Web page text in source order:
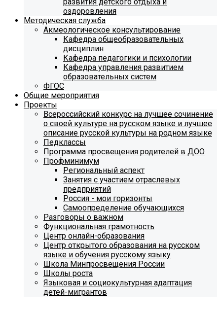
оздоровления
Методическая служба
Акмеологическое консультирование
Кафедра общеобразовательных
дисциплин
Кафедра педагогики и психологии
Кафедра управления развитием
образовательных систем
ФГОС
Общие мероприятия
Проекты
Всероссийский конкурс на лучшее сочинение
о своей культуре на русском языке и лучшее
описание русской культуры на родном языке
Педклассы
Программа просвещения родителей в ДОО
Профминимум
Региональный аспект
Занятия с участием отраслевых
предприятий
Россия - мои горизонты
Самоопределение обучающихся
Разговоры о важном
Функциональная грамотность
Центр онлайн-образования
Центр открытого образования на русском
языке и обучения русскому языку
Школа Минпросвещения России
Школы роста
Языковая и социокультурная адаптация
детей-мигрантов